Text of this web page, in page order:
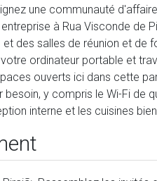
une communauté
à Rua Visconde de
des salles de réunion et de
ordinateur portable et
ouverts ici dans cette
y compris le Wi-Fi de
interne et les cuisines